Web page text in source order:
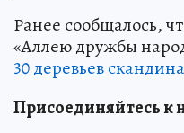
Ранее сообщалось,
«Аллею дружбы
30 деревьев
Присоединяйтесь к